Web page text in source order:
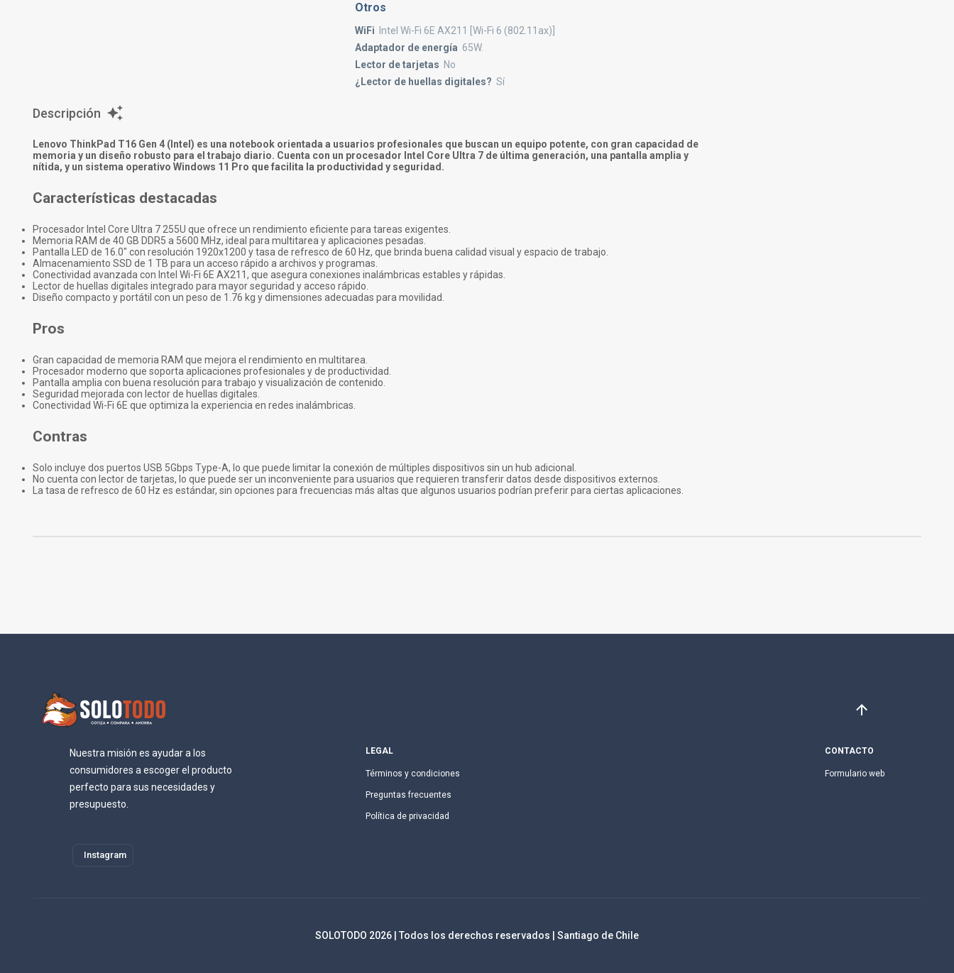
Otros
WiFi
Intel Wi-Fi 6E AX211 [Wi-Fi 6 (802.11ax)]
Adaptador de energía 65W.
Lector de tarjetas No
¿Lector de huellas digitales? Sí
Descripción
Lenovo ThinkPad T16 Gen 4 (Intel) es una notebook orientada a usuarios profesionales que buscan un equipo potente, con gran capacidad de
memoria y un diseño robusto para el trabajo diario. Cuenta con un procesador Intel Core Ultra 7 de última generación, una pantalla amplia y
nítida, y un sistema operativo Windows 11 Pro que facilita la productividad y seguridad.
Características destacadas
Procesador Intel Core Ultra 7 255U que ofrece un rendimiento eficiente para tareas exigentes.
Memoria RAM de 40 GB DDR5 a 5600 MHz, ideal para multitarea y aplicaciones pesadas.
Pantalla LED de 16.0" con resolución 1920x1200 y tasa de refresco de 60 Hz, que brinda buena calidad visual y espacio de trabajo.
Almacenamiento SSD de 1 TB para un acceso rápido a archivos y programas.
Conectividad avanzada con Intel Wi-Fi 6E AX211, que asegura conexiones inalámbricas estables y rápidas.
Lector de huellas digitales integrado para mayor seguridad y acceso rápido.
Diseño compacto y portátil con un peso de 1.76 kg y dimensiones adecuadas para movilidad.
Pros
Gran capacidad de memoria RAM que mejora el rendimiento en multitarea.
Procesador moderno que soporta aplicaciones profesionales y de productividad.
Pantalla amplia con buena resolución para trabajo y visualización de contenido.
Seguridad mejorada con lector de huellas digitales.
Conectividad Wi-Fi 6E que optimiza la experiencia en redes inalámbricas.
Contras
Solo incluye dos puertos USB 5Gbps Type-A, lo que puede limitar la conexión de múltiples dispositivos sin un hub adicional.
No cuenta con lector de tarjetas, lo que puede ser un inconveniente para usuarios que requieren transferir datos desde dispositivos externos.
La tasa de refresco de 60 Hz es estándar, sin opciones para frecuencias más altas que algunos usuarios podrían preferir para ciertas aplicaciones.
Nuestra misión es ayudar a los
consumidores a escoger el producto
perfecto para sus necesidades y
presupuesto.
Instagram
LEGAL
Términos y condiciones
Preguntas frecuentes
Política de privacidad
CONTACTO
Formulario web
SOLOTODO 2026 | Todos los derechos reservados | Santiago de Chile